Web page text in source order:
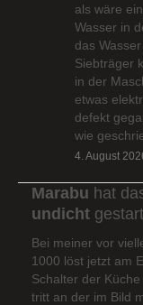
als wäre
Wasser in
das
Siebträger
in der
etwas
defekt
wie
4. August
Marabu hat
undicht
Bei meiner vor
1000 löst jetzt am
Schalter der
tritt an der im Bild